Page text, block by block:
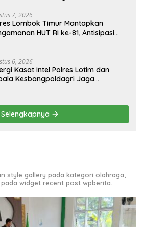
7, 2026
Lombok Timur Mantapkan
HUT RI ke-81, Antisipasi
6, 2026
Kasat Intel Polres Lotim dan
Kesbangpoldagri Jaga
Selengkapnya
style gallery pada kategori olahraga,
widget recent post wpberita.